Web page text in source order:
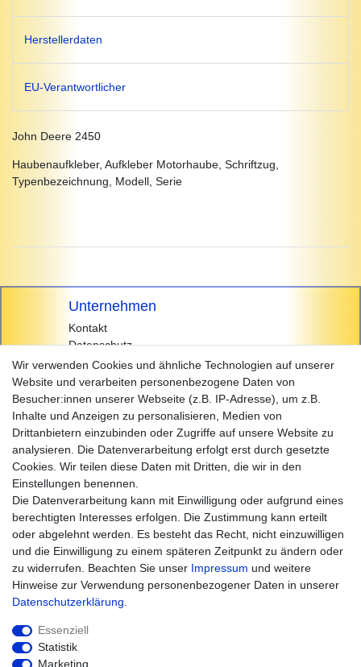
Herstellerdaten
EU-Verantwortlicher
John Deere 2450
Haubenaufkleber, Aufkleber Motorhaube, Schriftzug,
Typenbezeichnung, Modell, Serie
Unternehmen
Kontakt
Datenschutz
AGB
Impressum
Einkaufen
Zahlungsarten
Versandarten & -kosten
Widerrufsrecht
Warenkorb
Zur Kasse
Hilfe
Wir verwenden Cookies und ähnliche Technologien auf unserer
Website und verarbeiten personenbezogene Daten von
Besucher:innen unserer Webseite (z.B. IP-Adresse), um z.B.
Inhalte und Anzeigen zu personalisieren, Medien von
Drittanbietern einzubinden oder Zugriffe auf unsere Website zu
analysieren. Die Datenverarbeitung erfolgt erst durch gesetzte
Cookies. Wir teilen diese Daten mit Dritten, die wir in den
Einstellungen benennen.
Die Datenverarbeitung kann mit Einwilligung oder aufgrund eines
berechtigten Interesses erfolgen. Die Zustimmung kann erteilt
oder abgelehnt werden. Es besteht das Recht, nicht einzuwilligen
und die Einwilligung zu einem späteren Zeitpunkt zu ändern oder
zu widerrufen. Beachten Sie unser Impressum und weitere
Hinweise zur Verwendung personenbezogener Daten in unserer
Daten­schutz­erklärung
Essenziell
Statistik
Marketing